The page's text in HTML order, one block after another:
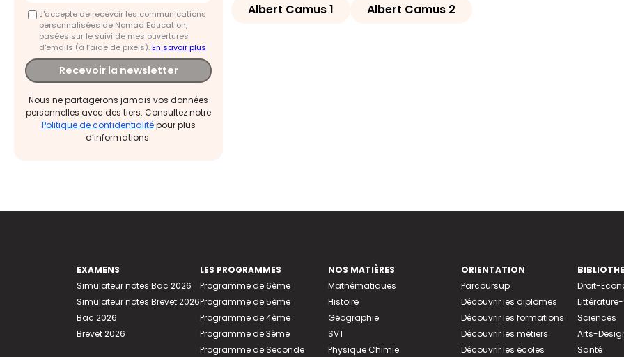
J'accepte de recevoir les communications
personnalisées de Nomad Education,
basées sur le suivi de mes ouvertures
d'emails (à l’aide de pixels).En savoir plus
Recevoir la newsletter
Nous ne partagerons jamais vos données
personnelles avec des tiers. Consultez notre
Politique de confidentialitépour plus
d’informations.
Albert Camus 1 Albert Camus 2
EXAMENS
Simulateur notes Bac 2026
Simulateur notes Brevet 2026
Bac 2026
Brevet 2026
LES PROGRAMMES
Programme de 6ème
Programme de 5ème
Programme de 4ème
Programme de 3ème
Programme de Seconde
NOS MATIÈRES
Mathématiques
Histoire
Géographie
SVT
Physique Chimie
ORIENTATION
Parcoursup
Découvrir les diplômes
Découvrir les formations
Découvrir les métiers
Découvrir les écoles
Droit-
Sciences
Arts-
Santé